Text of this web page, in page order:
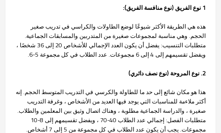
1 نوع الفريق (نوع منافسة الفريق):
هذه هي الطريقة الأكثر شيوعًا لوضع الطاولات والكراسي في تدريب صغير
الحجم. وهي مناسبة لمجموعات صغيرة من المتدربين والمسابقات الجماعية.
متطلبات التنسيب: يفضل أن يكون العدد الإجمالي للأشخاص 20 إلى 36 شخصًا ،
ويفضل تقسيمهم إلى 4 إلى 6 مجموعات. عدد الطلاب في كل مجموعة 5-6.
2. نوع المروحة (نوع نصف دائري)
هذا هو مكان شائع إلى حد ما للطاولة والكرسي في التدريب المتوسط الحجم. إنه
أكثر ملاءمة للمناسبات التي يوجد فيها العديد من الأشخاص ، وغرفة التدريب
صغيرة ، والدراسة الجماعية مطلوبة ، وهناك اتصال وثيق بين المعلمين والطلاب.
متطلبات الفصل: إجمالي عدد الطلاب 40-70 ، ويفضل تقسيمهم إلى 8-10
مجموعات. يجب أن يكون عدد الطلاب في كل مجموعة من 5 إلى 7 أشخاص.